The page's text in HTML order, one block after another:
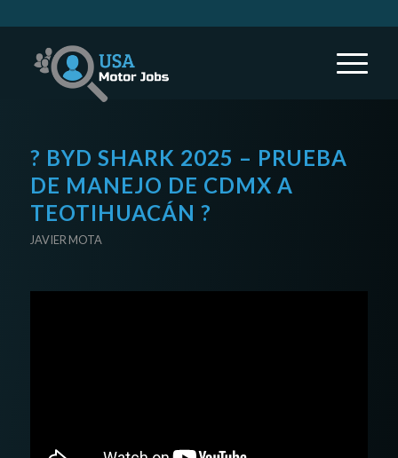
? BYD SHARK 2025 – PRUEBA
DE MANEJO DE CDMX A
TEOTIHUACÁN ?
JAVIER MOTA